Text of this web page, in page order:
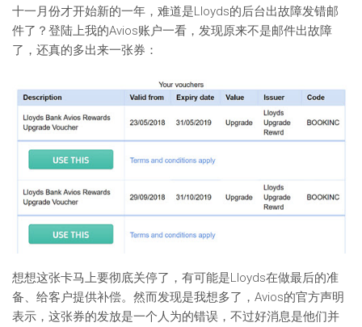
十一月份才开始新的一年，难道是Lloyds的后台出故障发错邮
件了？登陆上我的Avios账户一看，发现原来不是邮件出故障
了，还真的多出来一张券：
想想这张卡马上要彻底关停了，有可能是Lloyds在做最后的准
备、给客户提供补偿。然而发现是我想多了，Avios的官方声明
表示，这张券的发放是一个人为的错误，不过好消息是他们并